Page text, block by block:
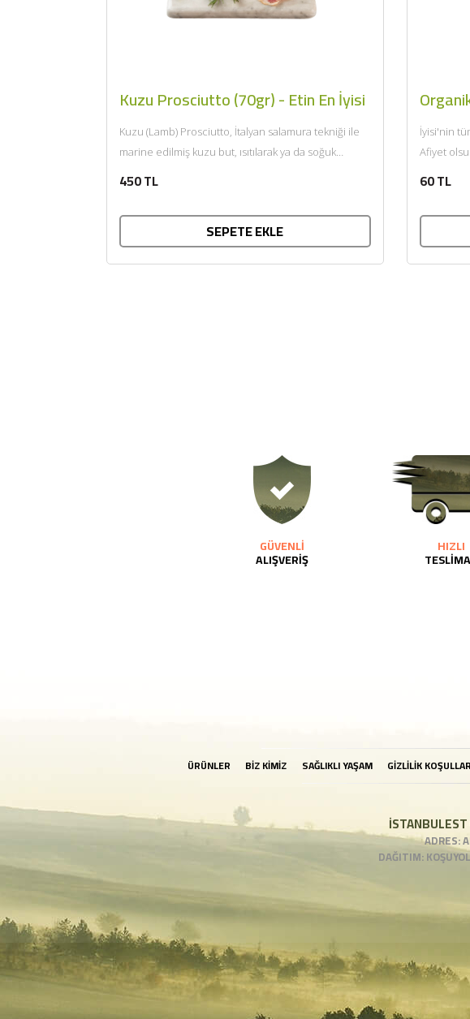
Kuzu Prosciutto (70gr) - Etin En İyisi
Kuzu (Lamb) Prosciutto, İtalyan salamura tekniği ile
marine edilmiş kuzu but, ısıtılarak ya da soğuk
450 TL
SEPETE EKLE
İyisi'nin
Afiyet
60 TL
GÜVENLİ
ALIŞVERİŞ
HIZLI
ÜRÜNLER BİZ KİMİZ SAĞLIKLI YAŞAM GİZLİLİK
ADRES:
DAĞITIM: